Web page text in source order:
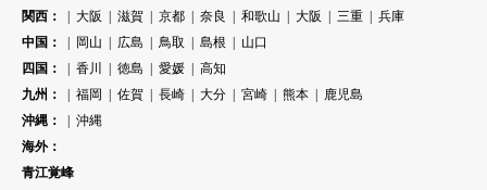
関西：
大阪 滋賀 京都 奈良 和歌山 大阪 三重
兵庫
中国：
岡山 広島 鳥取 島根
山口
四国：
香川 徳島 愛媛
高知
九州：
福岡 佐賀 長崎 大分 宮崎 熊本
鹿児島
沖縄：
沖縄
海外：
青江覚峰